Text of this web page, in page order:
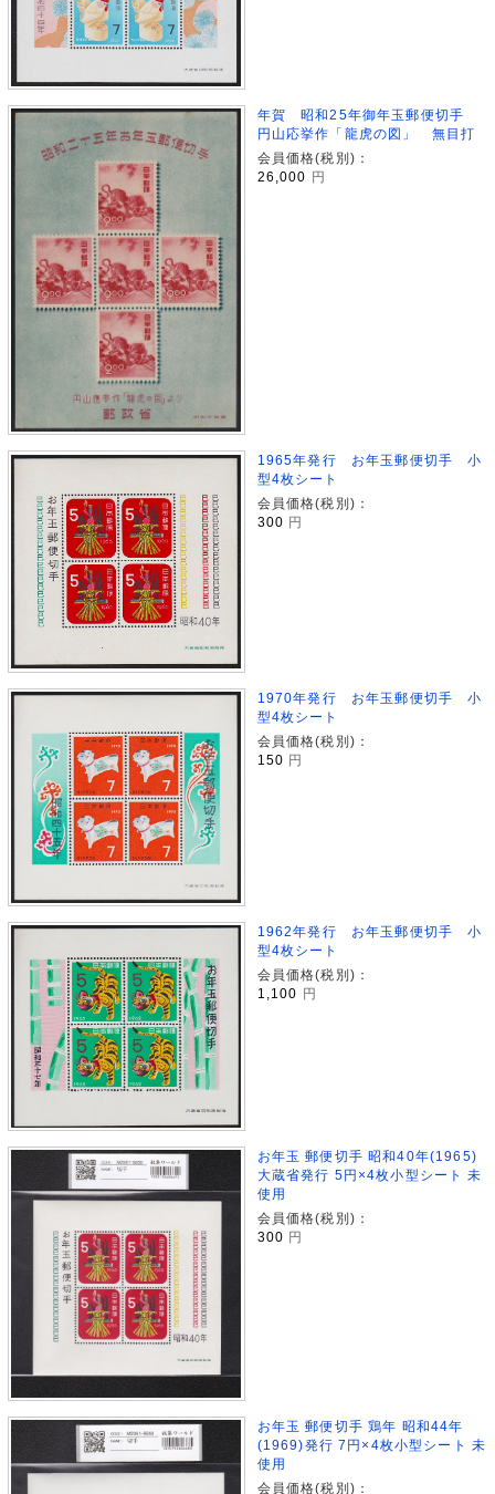
年賀 昭和25年御年玉郵便切手
円山応挙作「龍虎の図」 無目打
会員価格(税別)：
26,000 円
1965年発行 お年玉郵便切手 小
型4枚シート
会員価格(税別)：
300 円
1970年発行 お年玉郵便切手 小
型4枚シート
会員価格(税別)：
150 円
1962年発行 お年玉郵便切手 小
型4枚シート
会員価格(税別)：
1,100 円
お年玉 郵便切手 昭和40年(1965)
大蔵省発行 5円×4枚小型シート 未
使用
会員価格(税別)：
300 円
お年玉 郵便切手 鶏年 昭和44年
(1969)発行 7円×4枚小型シート 未
使用
会員価格(税別)：